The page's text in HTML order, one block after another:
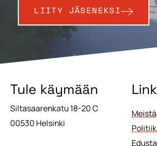
LIITY JÄSENEKSI
Tule käymään
Siltasaarenkatu 18-20 C
00530 Helsinki
Meistä